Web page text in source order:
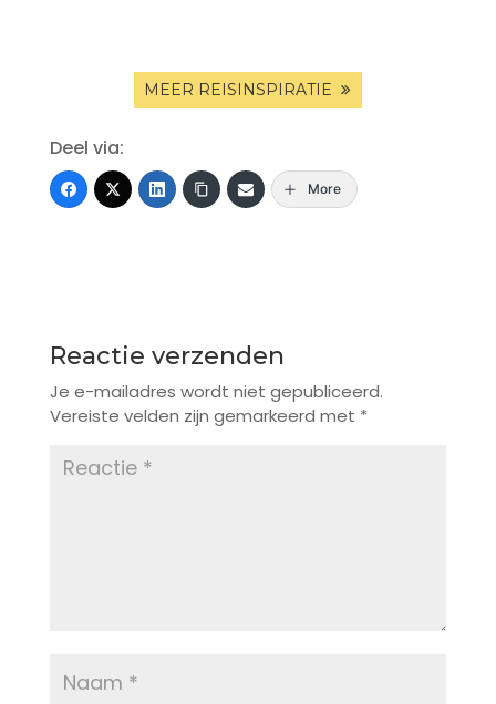
MEER REISINSPIRATIE
Deel via:
More
Reactie verzenden
Je e-mailadres wordt niet gepubliceerd.
Vereiste velden zijn gemarkeerd met *